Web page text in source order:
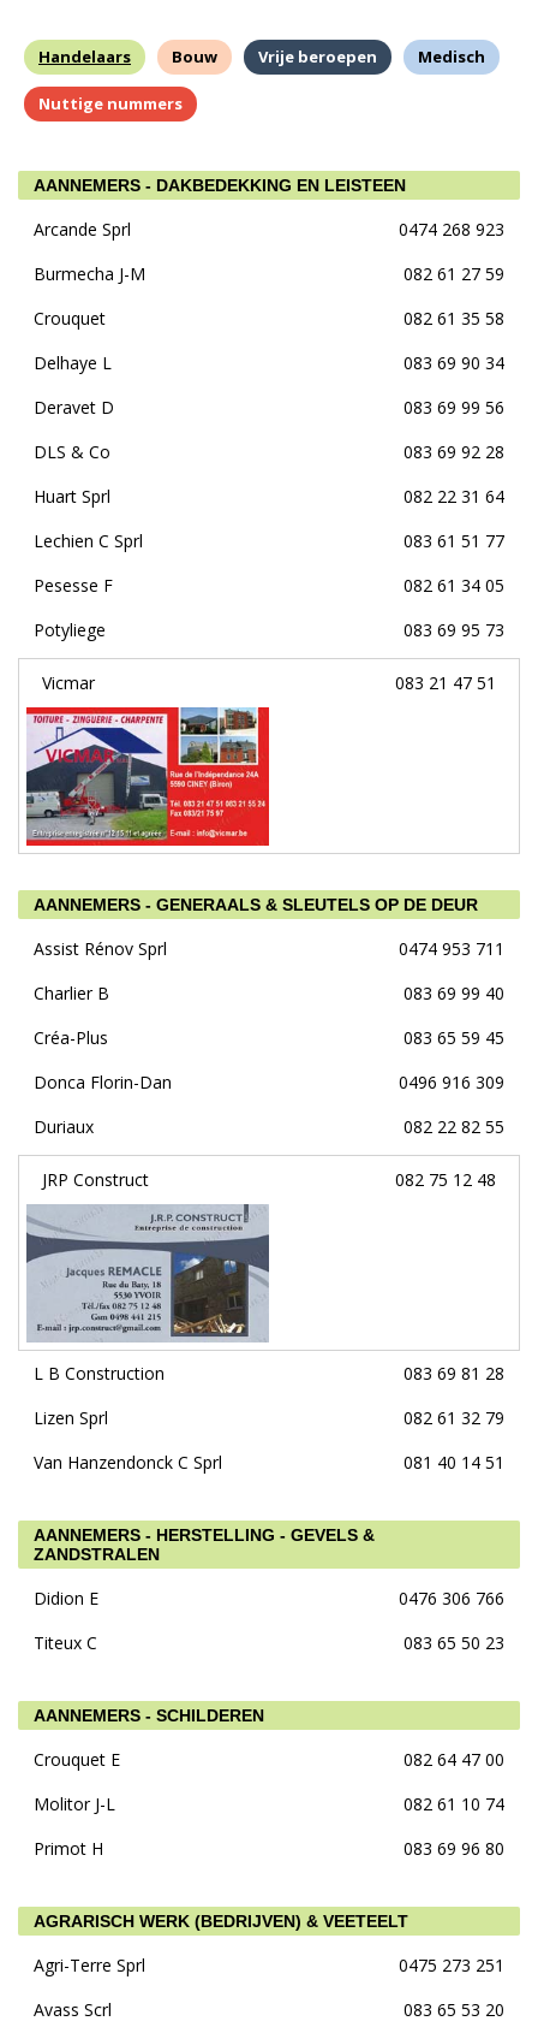
Handelaars Bouw Vrije beroepen Medisch
Nuttige nummers
AANNEMERS - DAKBEDEKKING EN LEISTEEN
Arcande Sprl
0474 268 923
Burmecha J-M
082 61 27 59
Crouquet
082 61 35 58
Delhaye L
083 69 90 34
Deravet D
083 69 99 56
DLS & Co
083 69 92 28
Huart Sprl
082 22 31 64
Lechien C Sprl
083 61 51 77
Pesesse F
082 61 34 05
Potyliege
083 69 95 73
Vicmar 083 21 47 51
AANNEMERS - GENERAALS & SLEUTELS OP DE DEUR
Assist Rénov Sprl
0474 953 711
Charlier B
083 69 99 40
Créa-Plus
083 65 59 45
Donca Florin-Dan
0496 916 309
Duriaux
082 22 82 55
JRP Construct 082 75 12 48
L B Construction
083 69 81 28
Lizen Sprl
082 61 32 79
Van Hanzendonck C Sprl
081 40 14 51
AANNEMERS - HERSTELLING - GEVELS &
ZANDSTRALEN
Didion E
0476 306 766
Titeux C
083 65 50 23
AANNEMERS - SCHILDEREN
Crouquet E
082 64 47 00
Molitor J-L
082 61 10 74
Primot H
083 69 96 80
AGRARISCH WERK (BEDRIJVEN) & VEETEELT
Agri-Terre Sprl
0475 273 251
Avass Scrl
083 65 53 20